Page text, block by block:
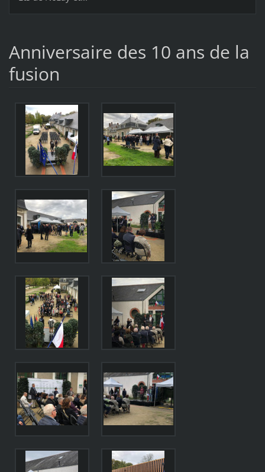
Anniversaire des 10 ans de la
fusion